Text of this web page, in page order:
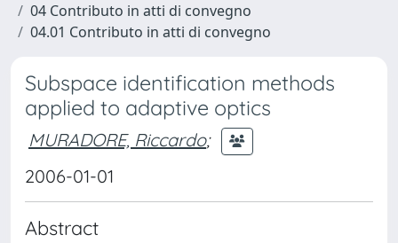
04 Contributo in atti di convegno
04.01 Contributo in atti di convegno
Subspace identification methods
applied to adaptive optics
MURADORE, Riccardo;
2006-01-01
Abstract